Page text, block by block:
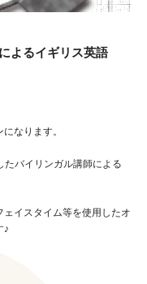
よるイギリス英語
なります。
バイリンガル講師による
イスタイム等を使用したオ
♪